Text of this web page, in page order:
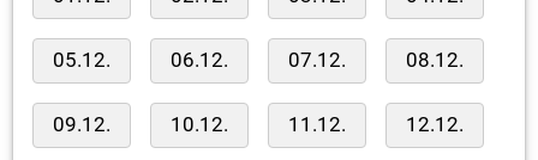
05.12. 06.12. 07.12. 08.12.
09.12. 10.12. 11.12. 12.12.